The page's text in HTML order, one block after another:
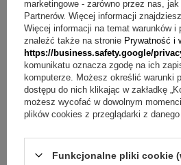
IM długopis brushed metal gt
niebieski wkład ( znajduje się w
grawer na korpusie
etui prezentowe
gwarancja producenta - 2 lata.
Pytania przed zakupem
laserowego na korpusie, co daje
marketingowe - zarówno przez nas,
Partnerów. Więcej informacji
Więcej informacji na temat warunków i
znaleźć także na stronie Prywatność i
https://business.safety.google/
komunikatu oznacza zgodę na ich
komputerze. Możesz określić warunki
dostępu do nich klikając w zakładkę
możesz wycofać w dowolnym
plików cookies z przeglądarki z
Funkcjonalne pliki cookie